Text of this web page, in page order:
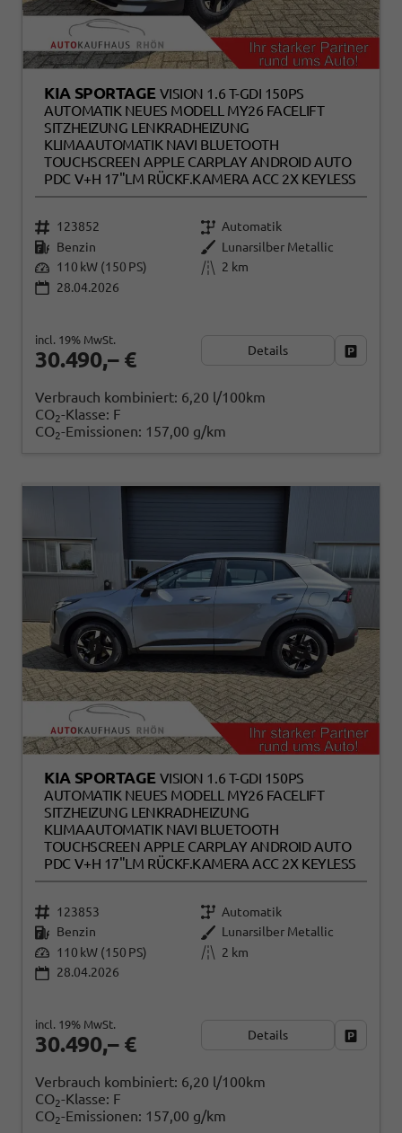
KIA SPORTAGE VISION 1.6 T-GDI 150PS
AUTOMATIK NEUES MODELL MY26 FACELIFT
SITZHEIZUNG LENKRADHEIZUNG
KLIMAAUTOMATIK NAVI BLUETOOTH
TOUCHSCREEN APPLE CARPLAY ANDROID AUTO
PDC V+H 17"LM RÜCKF.KAMERA ACC 2X KEYLESS
123852
Automatik
Benzin
Lunarsilber Metallic
110 kW (150 PS)
2 km
28.04.2026
30.490,– €
incl. 19% MwSt.
Details
Verbrauch kombiniert: 6,20 l/100km
CO2-Klasse: F
CO2-Emissionen: 157,00 g/km
KIA SPORTAGE VISION 1.6 T-GDI 150PS
AUTOMATIK NEUES MODELL MY26 FACELIFT
SITZHEIZUNG LENKRADHEIZUNG
KLIMAAUTOMATIK NAVI BLUETOOTH
TOUCHSCREEN APPLE CARPLAY ANDROID AUTO
PDC V+H 17"LM RÜCKF.KAMERA ACC 2X KEYLESS
123853
Automatik
Benzin
Lunarsilber Metallic
110 kW (150 PS)
2 km
28.04.2026
30.490,– €
incl. 19% MwSt.
Details
Verbrauch kombiniert: 6,20 l/100km
CO2-Klasse: F
CO2-Emissionen: 157,00 g/km